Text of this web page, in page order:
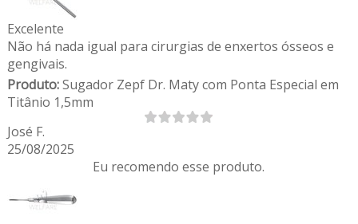
Excelente
Não há nada igual para cirurgias de enxertos ósseos e
gengivais.
Produto:Sugador Zepf Dr. Maty com Ponta Especial em
Titânio 1,5mm
José F.
25/08/2025
Eu recomendo esse produto.